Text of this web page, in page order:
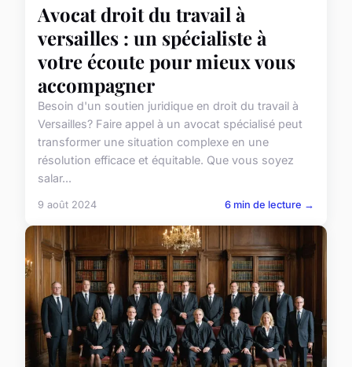
Avocat droit du travail à
versailles : un spécialiste à
votre écoute pour mieux vous
accompagner
Besoin d'un soutien juridique en droit du travail à
Versailles? Faire appel à un avocat spécialisé peut
transformer une situation complexe en une
résolution efficace et équitable. Que vous soyez
salar...
9 août 2024 6 min de lecture →